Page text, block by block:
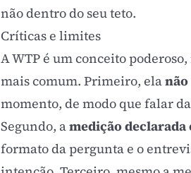
não dentro do seu teto.
Críticas e limites
A WTP é um conceito
mais comum. Primeiro, ela
momento, de modo que falar
Segundo, amedição
formato da pergunta e o